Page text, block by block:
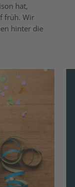
hat,
früh. Wir
hinter die